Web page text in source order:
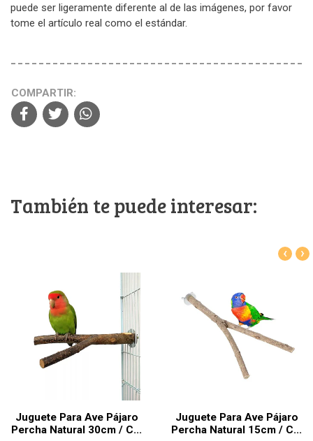
puede ser ligeramente diferente al de las imágenes, por favor
tome el artículo real como el estándar.
COMPARTIR:
También te puede interesar:
Juguete Para Ave Pájaro
Percha Natural 30cm / C...
Juguete Para Ave Pájaro
Percha Natural 15cm / C...
‹ ›